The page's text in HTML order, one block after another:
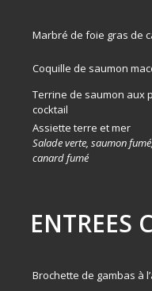
Marbré de foie gras de
Coquille de saumon
Terrine de saumon aux
cocktail
Assiette terre et mer
Salade verte, saumon
canard fumé
ENTREES
Brochette de gambas à